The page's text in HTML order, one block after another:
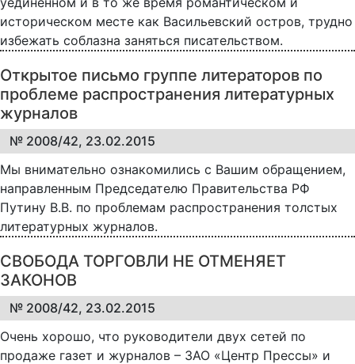
историческом месте как Васильевский остров, трудно
избежать соблазна заняться писательством.
Открытое письмо группе литераторов по
проблеме распространения литературных
журналов
№ 2008/42, 23.02.2015
Мы внимательно ознакомились с Вашим обращением,
направленным Председателю Правительства РФ
Путину В.В. по проблемам распространения толстых
литературных журналов.
СВОБОДА ТОРГОВЛИ НЕ ОТМЕНЯЕТ
ЗАКОНОВ
№ 2008/42, 23.02.2015
Очень хорошо, что руководители двух сетей по
продаже газет и журналов – ЗАО «Центр Прессы» и